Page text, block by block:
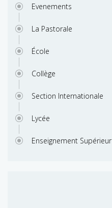
Evenements
La Pastorale
École
Collège
Section Internationale
Lycée
Enseignement Supérieur